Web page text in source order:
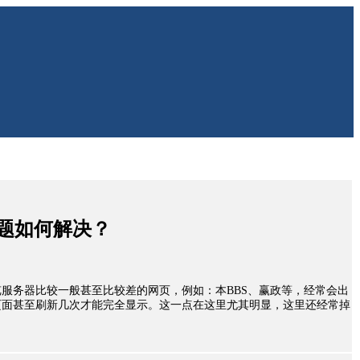
如何解决？
务器比较一般甚至比较差的网页，例如：本BBS、赢政等，经常会出
甚至刷新几次才能完全显示。这一点在这里尤其明显，这里还经常掉